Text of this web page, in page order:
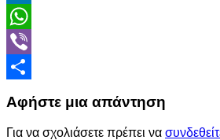
LinkedIn
WhatsApp
Viber
Αφήστε μια απάντηση
Για να σχολιάσετε πρέπει να